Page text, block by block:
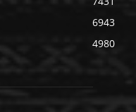
6943
4980